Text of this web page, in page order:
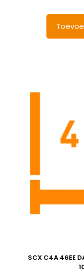
SCX C4A 46EE